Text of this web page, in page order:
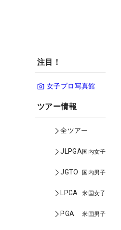
注目！
女子プロ写真館
ツアー情報
全ツアー
JLPGA国内女子
JGTO 国内男子
LPGA 米国女子
PGA 米国男子